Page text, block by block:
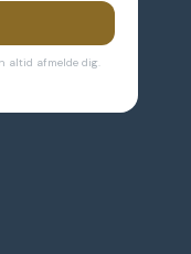
altid afmelde dig.